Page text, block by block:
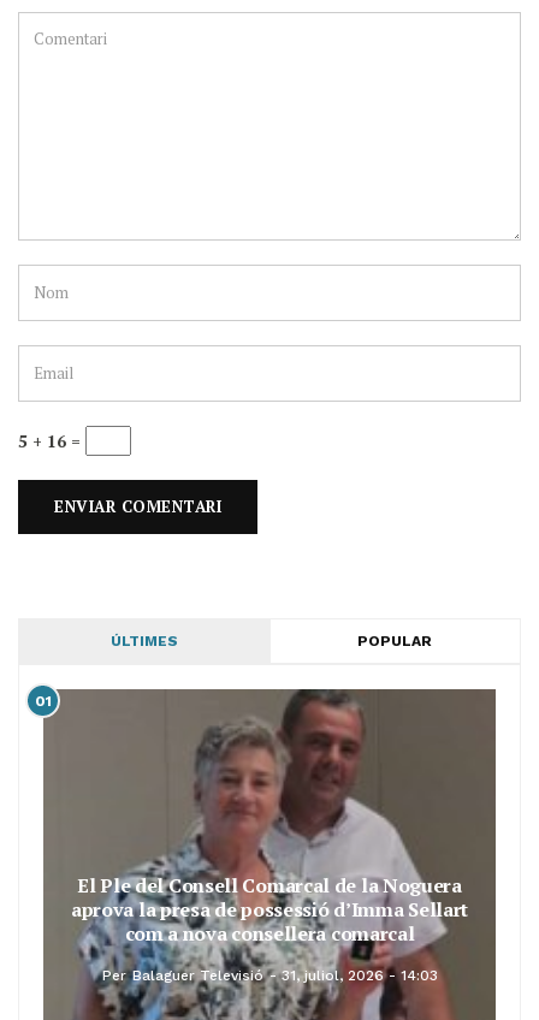
5 + 16 =
ÚLTIMES POPULAR
01
El Ple del Consell Comarcal de la Noguera
aprova la presa de possessió d’Imma Sellart
com a nova consellera comarcal
Per Balaguer Televisió 31, juliol, 2026 - 14:03